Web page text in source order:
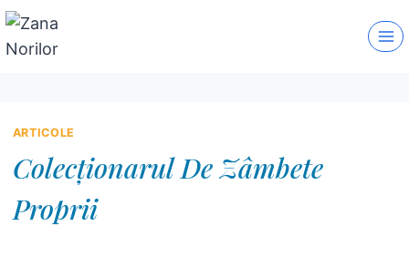
Skip
ARTICOLE
Colecționarul De Zâmbete
Proprii